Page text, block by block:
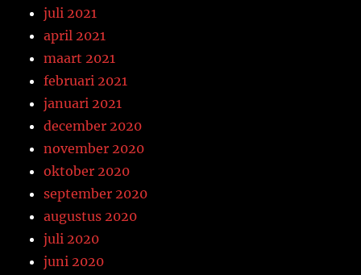
juli 2021
april 2021
maart 2021
februari 2021
januari 2021
december 2020
november 2020
oktober 2020
september 2020
augustus 2020
juli 2020
juni 2020